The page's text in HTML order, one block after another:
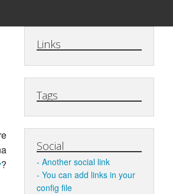
?
Links
Tags
Social
Another social link
You can add links in your
config file